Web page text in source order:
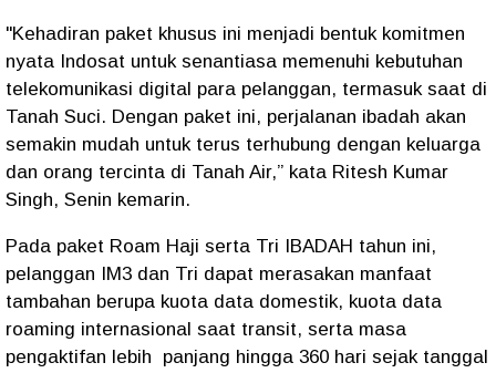
"Kehadiran paket khusus ini menjadi bentuk komitmen
nyata Indosat untuk senantiasa memenuhi kebutuhan
telekomunikasi digital para pelanggan, termasuk saat di
Tanah Suci. Dengan paket ini, perjalanan ibadah akan
semakin mudah untuk terus terhubung dengan keluarga
dan orang tercinta di Tanah Air,” kata Ritesh Kumar
Singh, Senin kemarin.
Pada paket Roam Haji serta Tri IBADAH tahun ini,
pelanggan IM3 dan Tri dapat merasakan manfaat
tambahan berupa kuota data domestik, kuota data
roaming internasional saat transit, serta masa
pengaktifan lebih panjang hingga 360 hari sejak tanggal